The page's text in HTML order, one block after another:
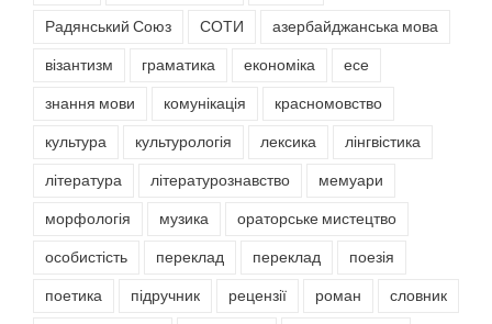
Радянський Союз СОТИ азербайджанська мова
візантизм граматика економіка есе
знання мови комунікація красномовство
культура культурологія лексика лінгвістика
література літературознавство мемуари
морфологія музика ораторське мистецтво
особистість переклад переклад поезія
поетика підручник рецензії роман словник